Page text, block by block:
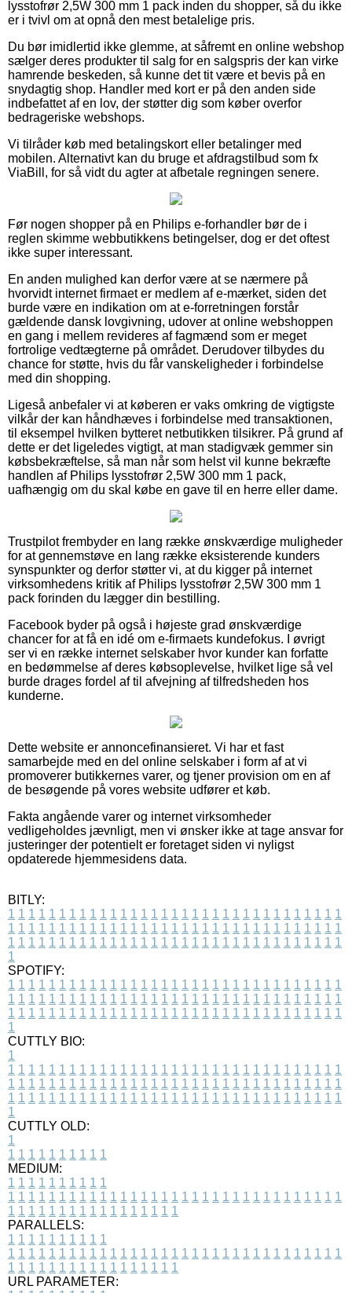
lysstofrør 2,5W 300 mm 1 pack inden du shopper, så du ikke
er i tvivl om at opnå den mest betalelige pris.
Du bør imidlertid ikke glemme, at såfremt en online webshop
sælger deres produkter til salg for en salgspris der kan virke
hamrende beskeden, så kunne det tit være et bevis på en
snydagtig shop. Handler med kort er på den anden side
indbefattet af en lov, der støtter dig som køber overfor
bedrageriske webshops.
Vi tilråder køb med betalingskort eller betalinger med
mobilen. Alternativt kan du bruge et afdragstilbud som fx
ViaBill, for så vidt du agter at afbetale regningen senere.
Før nogen shopper på en Philips e-forhandler bør de i
reglen skimme webbutikkens betingelser, dog er det oftest
ikke super interessant.
En anden mulighed kan derfor være at se nærmere på
hvorvidt internet firmaet er medlem af e-mærket, siden det
burde være en indikation om at e-forretningen forstår
gældende dansk lovgivning, udover at online webshoppen
en gang i mellem revideres af fagmænd som er meget
fortrolige vedtægterne på området. Derudover tilbydes du
chance for støtte, hvis du får vanskeligheder i forbindelse
med din shopping.
Ligeså anbefaler vi at køberen er vaks omkring de vigtigste
vilkår der kan håndhæves i forbindelse med transaktionen,
til eksempel hvilken bytteret netbutikken tilsikrer. På grund af
dette er det ligeledes vigtigt, at man stadigvæk gemmer sin
købsbekræftelse, så man når som helst vil kunne bekræfte
handlen af Philips lysstofrør 2,5W 300 mm 1 pack,
uafhængig om du skal købe en gave til en herre eller dame.
Trustpilot frembyder en lang række ønskværdige muligheder
for at gennemstøve en lang række eksisterende kunders
synspunkter og derfor støtter vi, at du kigger på internet
virksomhedens kritik af Philips lysstofrør 2,5W 300 mm 1
pack forinden du lægger din bestilling.
Facebook byder på også i højeste grad ønskværdige
chancer for at få en idé om e-firmaets kundefokus. I øvrigt
ser vi en række internet selskaber hvor kunder kan forfatte
en bedømmelse af deres købsoplevelse, hvilket lige så vel
burde drages fordel af til afvejning af tilfredsheden hos
kunderne.
Dette website er annoncefinansieret. Vi har et fast
samarbejde med en del online selskaber i form af at vi
promoverer butikkernes varer, og tjener provision om en af
de besøgende på vores website udfører et køb.
Fakta angående varer og internet virksomheder
vedligeholdes jævnligt, men vi ønsker ikke at tage ansvar for
justeringer der potentielt er foretaget siden vi nyligst
opdaterede hjemmesidens data.
BITLY:
1 1 1 1 1 1 1 1 1 1 1 1 1 1 1 1 1 1 1 1 1 1 1 1 1 1 1 1 1 1 1 1 1
1 1 1 1 1 1 1 1 1 1 1 1 1 1 1 1 1 1 1 1 1 1 1 1 1 1 1 1 1 1 1 1 1
1 1 1 1 1 1 1 1 1 1 1 1 1 1 1 1 1 1 1 1 1 1 1 1 1 1 1 1 1 1 1 1 1
1
SPOTIFY:
1 1 1 1 1 1 1 1 1 1 1 1 1 1 1 1 1 1 1 1 1 1 1 1 1 1 1 1 1 1 1 1 1
1 1 1 1 1 1 1 1 1 1 1 1 1 1 1 1 1 1 1 1 1 1 1 1 1 1 1 1 1 1 1 1 1
1 1 1 1 1 1 1 1 1 1 1 1 1 1 1 1 1 1 1 1 1 1 1 1 1 1 1 1 1 1 1 1 1
1
CUTTLY BIO:
1
1 1 1 1 1 1 1 1 1 1 1 1 1 1 1 1 1 1 1 1 1 1 1 1 1 1 1 1 1 1 1 1 1
1 1 1 1 1 1 1 1 1 1 1 1 1 1 1 1 1 1 1 1 1 1 1 1 1 1 1 1 1 1 1 1 1
1 1 1 1 1 1 1 1 1 1 1 1 1 1 1 1 1 1 1 1 1 1 1 1 1 1 1 1 1 1 1 1 1
1
CUTTLY OLD:
1
1 1 1 1 1 1 1 1 1 1
MEDIUM:
1 1 1 1 1 1 1 1 1 1
1 1 1 1 1 1 1 1 1 1 1 1 1 1 1 1 1 1 1 1 1 1 1 1 1 1 1 1 1 1 1 1 1
1 1 1 1 1 1 1 1 1 1 1 1 1 1 1 1 1
PARALLELS:
1 1 1 1 1 1 1 1 1 1
1 1 1 1 1 1 1 1 1 1 1 1 1 1 1 1 1 1 1 1 1 1 1 1 1 1 1 1 1 1 1 1 1
1 1 1 1 1 1 1 1 1 1 1 1 1 1 1 1 1
URL PARAMETER: